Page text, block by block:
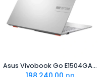
Asus Vivobook Go E1504GA-WS35